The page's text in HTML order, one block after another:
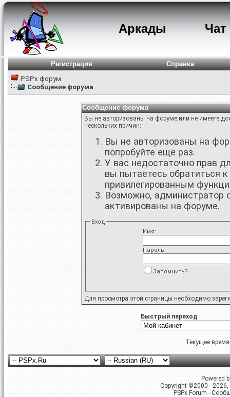
Аркады Чат
Регистрация
Справка
PSPx форум
Сообщение форума
Сообщение форума
Вы не авторизованы на форуме или не имеете
нескольких причин:
Вы не авторизованы на
попробуйте ещё раз.
У вас недостаточно прав
вы пытаетесь обратиться
привилегированным
Возможно, администратор
активированы на форуме.
Вход
Имя:
Пароль:
Запомнить?
Для просмотра этой страницы необходимо
Быстрый переход
Текущее
Powered
Copyright ©2000 -
PSPx Forum -